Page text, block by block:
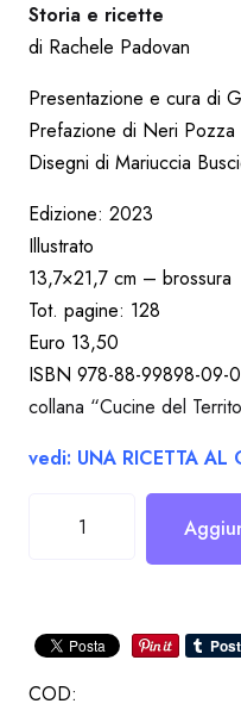
Storia e ricette
di Rachele Padovan
Presentazione e cura di
Prefazione di Neri Pozza
Disegni di Mariuccia
Edizione: 2023
Illustrato
13,7×21,7 cm – brossura
Tot. pagine: 128
Euro 13,50
ISBN 978-88-99898-09-0
collana “Cucine del
vedi: UNA RICETTA AL
COD: